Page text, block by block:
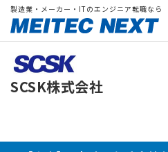
製造業・メーカー・ITのエンジニア転職なら
SCSK株式会社